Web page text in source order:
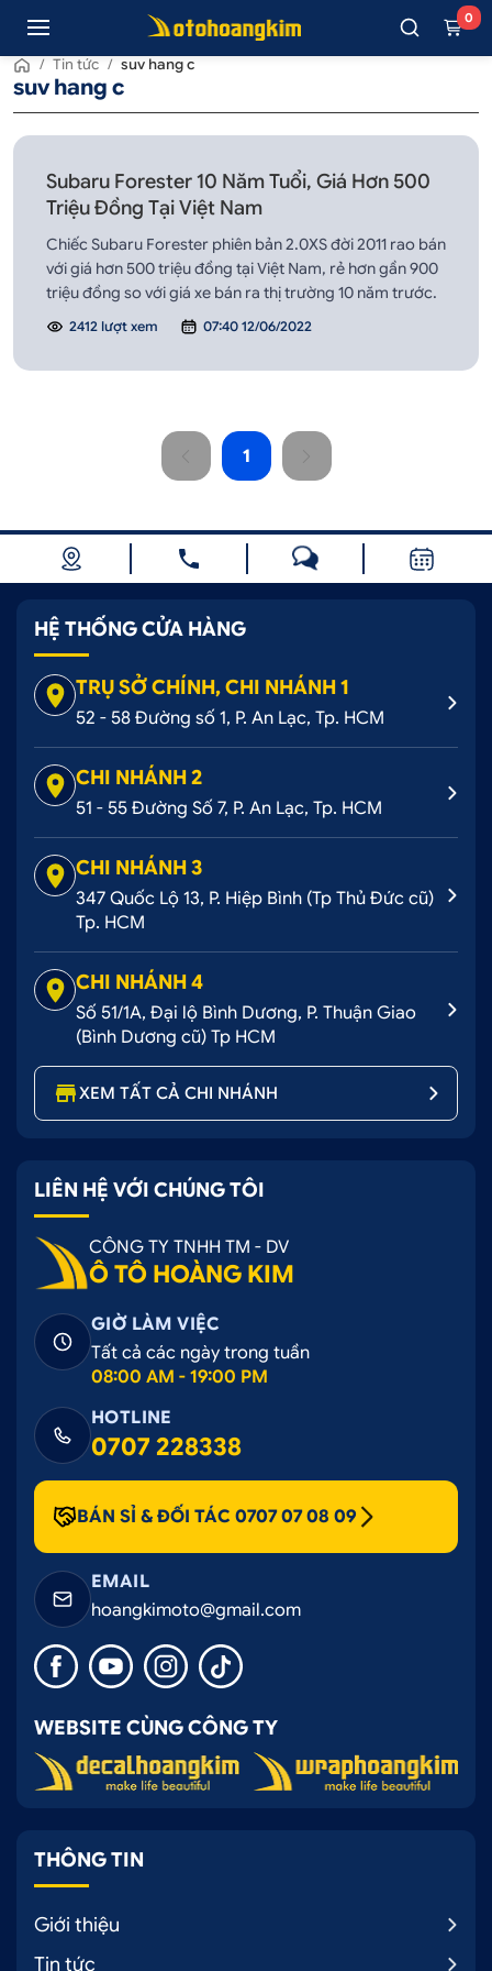
0
/ Tin tức / suv hang c
suv hang c
Subaru Forester 10 Năm Tuổi, Giá Hơn 500
Triệu Đồng Tại Việt Nam
Chiếc Subaru Forester phiên bản 2.0XS đời 2011 rao bán
với giá hơn 500 triệu đồng tại Việt Nam, rẻ hơn gần 900
triệu đồng so với giá xe bán ra thị trường 10 năm trước.
2412 lượt xem 07:40 12/06/2022
1
HỆ THỐNG CỬA HÀNG
TRỤ SỞ CHÍNH, CHI NHÁNH 1
52 - 58 Đường số 1, P. An Lạc, Tp. HCM
CHI NHÁNH 2
51 - 55 Đường Số 7, P. An Lạc, Tp. HCM
CHI NHÁNH 3
347 Quốc Lộ 13, P. Hiệp Bình (Tp Thủ Đức cũ)
Tp. HCM
CHI NHÁNH 4
Số 51/1A, Đại lộ Bình Dương, P. Thuận Giao
(Bình Dương cũ) Tp HCM
XEM TẤT CẢ CHI NHÁNH
LIÊN HỆ VỚI CHÚNG TÔI
CÔNG TY TNHH TM - DV
Ô TÔ HOÀNG KIM
GIỜ LÀM VIỆC
Tất cả các ngày trong tuần
08:00 AM - 19:00 PM
HOTLINE
0707 228338
BÁN SỈ & ĐỐI TÁC 0707 07 08 09
EMAIL
hoangkimoto@gmail.com
WEBSITE CÙNG CÔNG TY
THÔNG TIN
Giới thiệu
Tin tức